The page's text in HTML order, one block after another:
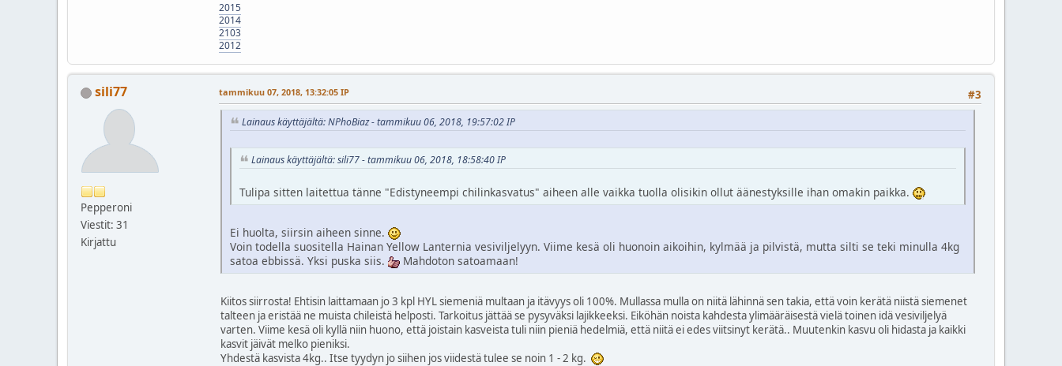
2015
2014
2103
2012
sili77
Pepperoni
Viestit: 31
Kirjattu
#3
tammikuu 07, 2018, 13:32:05 IP
Lainaus käyttäjältä: NPhoBiaz - tammikuu 06, 2018, 19:57:02 IP
Lainaus käyttäjältä: sili77 - tammikuu 06, 2018, 18:58:40 IP
Tulipa sitten laitettua tänne "Edistyneempi chilinkasvatus" aiheen alle vaikka tuolla olisikin ollut äänestyksille ihan omakin paikka.
Ei huolta, siirsin aiheen sinne.
Voin todella suositella Hainan Yellow Lanternia vesiviljelyyn. Viime kesä oli huonoin aikoihin, kylmää ja pilvistä, mutta silti se teki minulla 4kg
satoa ebbissä. Yksi puska siis.
Mahdoton satoamaan!
Kiitos siirrosta! Ehtisin laittamaan jo 3 kpl HYL siemeniä multaan ja itävyys oli 100%. Mullassa mulla on niitä lähinnä sen takia, että voin kerätä niistä siemenet
talteen ja eristää ne muista chileistä helposti. Tarkoitus jättää se pysyväksi lajikkeeksi. Eiköhän noista kahdesta ylimääräisestä vielä toinen idä vesiviljelyä
varten. Viime kesä oli kyllä niin huono, että joistain kasveista tuli niin pieniä hedelmiä, että niitä ei edes viitsinyt kerätä.. Muutenkin kasvu oli hidasta ja kaikki
kasvit jäivät melko pieniksi.
Yhdestä kasvista 4kg.. Itse tyydyn jo siihen jos viidestä tulee se noin 1 - 2 kg.